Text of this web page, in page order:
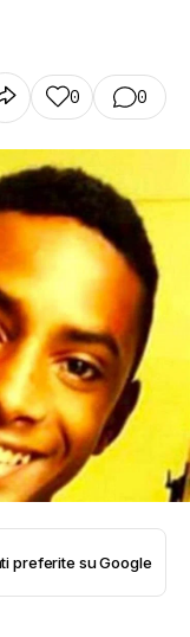
0 0
preferite su Google